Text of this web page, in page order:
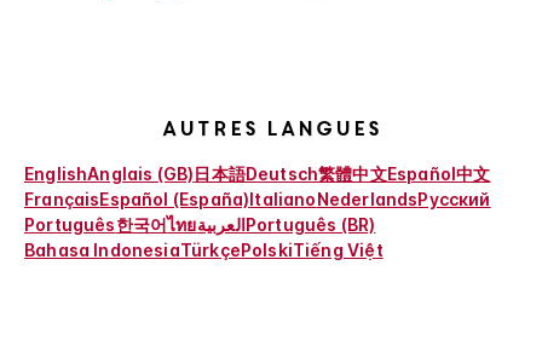
Autres langues
EnglishAnglais (GB)日本語Deutsch繁體中文Español中文
FrançaisEspañol (España)ItalianoNederlandsРусский
Português한국어ไทยالعربيةPortuguês (BR)
Bahasa IndonesiaTürkçePolskiTiếng Việt